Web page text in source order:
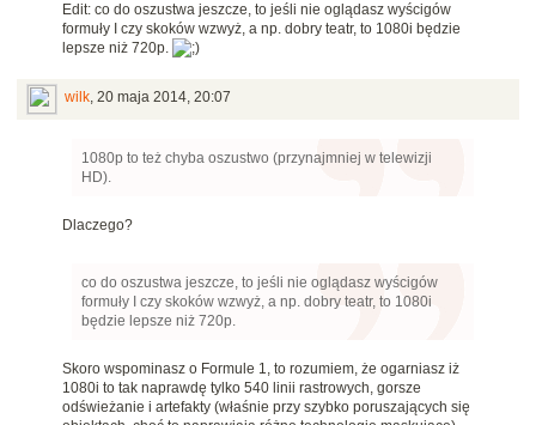
Edit: co do oszustwa jeszcze, to jeśli nie oglądasz wyścigów
formuły I czy skoków wzwyż, a np. dobry teatr, to 1080i będzie
lepsze niż 720p.
wilk, 20 maja 2014, 20:07
1080p to też chyba oszustwo (przynajmniej w telewizji
HD).
Dlaczego?
co do oszustwa jeszcze, to jeśli nie oglądasz wyścigów
formuły I czy skoków wzwyż, a np. dobry teatr, to 1080i
będzie lepsze niż 720p.
Skoro wspominasz o Formule 1, to rozumiem, że ogarniasz iż
1080i to tak naprawdę tylko 540 linii rastrowych, gorsze
odświeżanie i artefakty (właśnie przy szybko poruszających się